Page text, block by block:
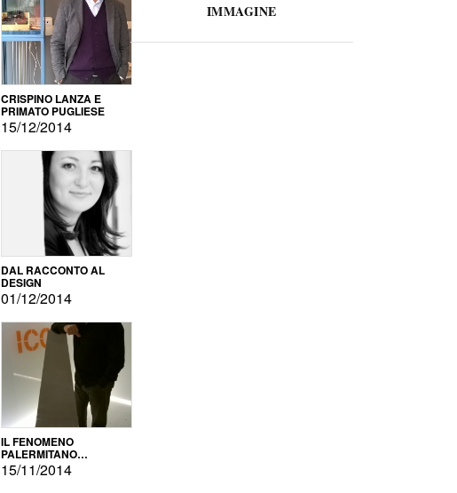
CRISPINO LANZA E
PRIMATO PUGLIESE
15/12/2014
DAL RACCONTO AL
DESIGN
01/12/2014
IL FENOMENO
PALERMITANO
DELL'AUTOPRODUZIONE
15/11/2014
IMMAGINE